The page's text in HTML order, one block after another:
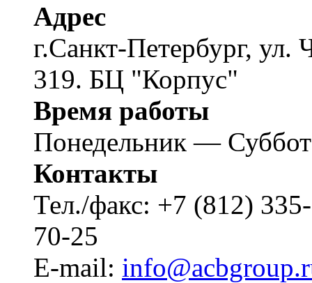
Адрес
г.Санкт-Петербург, ул.
319. БЦ "Корпус"
Время работы
Понедельник —
Контакты
Тел./факс: +7 (812)
70-25
E-mail: